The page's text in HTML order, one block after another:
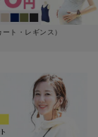
ト・レギンス）